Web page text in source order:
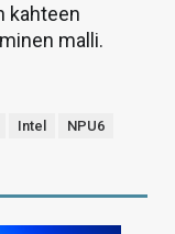
kahteen
malli.
Intel
NPU6